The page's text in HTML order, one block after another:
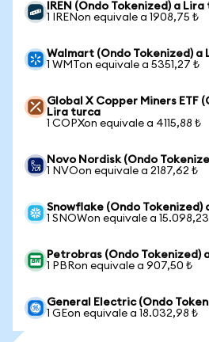
IREN (Ondo Tokenized) a
1 IRENon equivale a 1908,75 ₺
Walmart (Ondo Tokenized) a
1 WMTon equivale a 5351,27 ₺
Global X Copper Miners ETF
Lira turca
1 COPXon equivale a 4115,88 ₺
Novo Nordisk (Ondo
1 NVOon equivale a 2187,62 ₺
Snowflake (Ondo Tokenized)
1 SNOWon equivale a
Petrobras (Ondo Tokenized)
1 PBRon equivale a 907,50 ₺
General Electric (Ondo
1 GEon equivale a 18.032,98 ₺